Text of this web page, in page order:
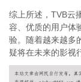
综上所述，TVB云
容、优质的用户体
验。随着越来越多
疑将在未来的影视